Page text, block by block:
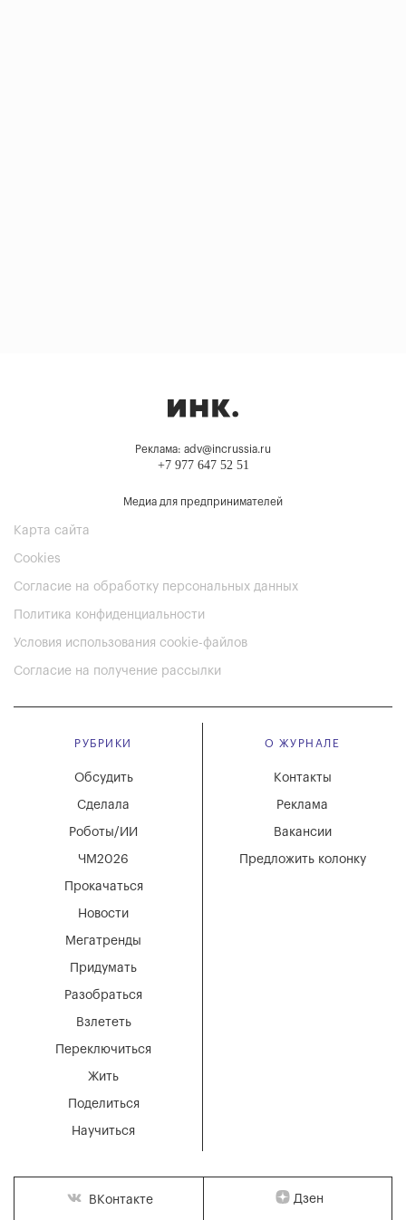
Реклама: adv@incrussia.ru
+7 977 647 52 51
Медиа для предпринимателей
Карта сайта
Cookies
Согласие на обработку персональных данных
Политика конфиденциальности
Условия использования cookie-файлов
Согласие на получение рассылки
РУБРИКИ
Мегатренды
Придумать
Разобраться
Взлететь
Новости
Переключиться
Жить
Поделиться
Научиться
Обсудить
Сделала
Роботы/ИИ
ЧМ2026
Прокачаться
О ЖУРНАЛЕ
Вакансии
Реклама
Контакты
Предложить колонку
ВКонтакте Дзен